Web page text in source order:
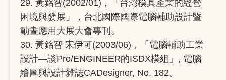
29. 黃銘智(2002/01)，「台灣模具產業的經營
困境與發展」，台北國際國際電腦輔助設計暨
動畫應用大展大會專刊。
30. 黃銘智 宋伊可(2003/06)，「電腦輔助工業
設計—談Pro/ENGINEER的ISDX模組」, 電腦
繪圖與設計雜誌CADesigner, No. 182。